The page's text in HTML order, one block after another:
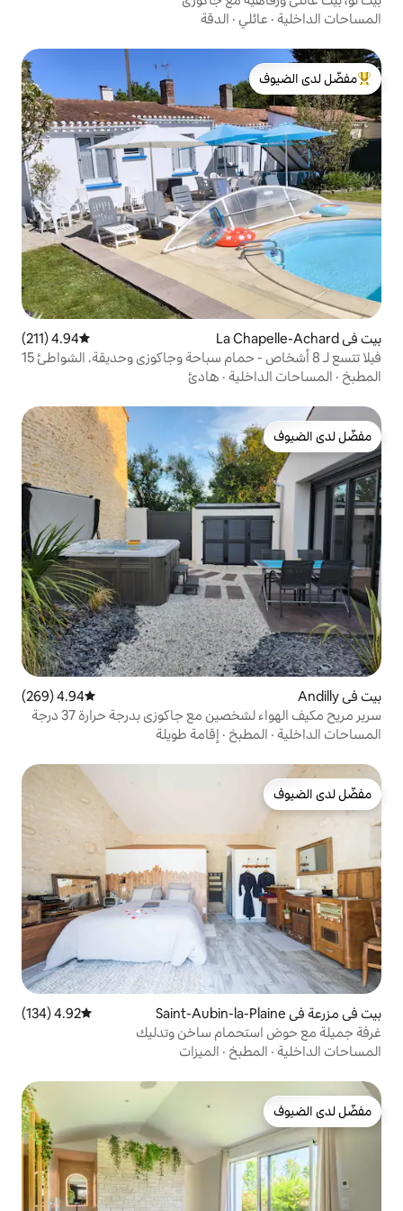
الدقة
الضيوف
متوسط التقييم 4.94 من 5، 211 مراجعات
4.94 (211)
فيلا تتسع لـ 8 أشخاص - حمام سباحة وجاكوزي وحديقة. الشواطئ 15
·هادئ
مع جاكوزي بدرجة حرارة 37 درجة
·إقامة طويلة
متوسط التقييم 4.92 من 5، 134 مراجعات
4.92 (134)
ساخن وتدليك
·الميزات